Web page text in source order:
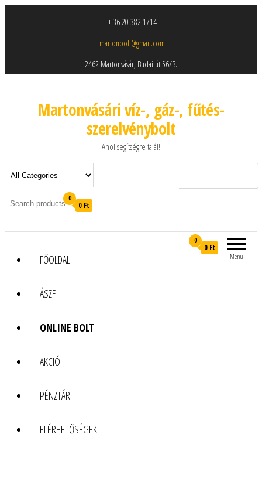
+ 36 20 382 1714
martonbolt@gmail.com
2462 Martonvásár, Budai út 56/B.
Martonvásári víz-, gáz-, fűtés-
szerelvénybolt
Ahol segítségre talál!
0
0 Ft
Menu
0
0 Ft
FŐOLDAL
ÁSZF
ONLINE BOLT
AKCIÓ
PÉNZTÁR
ELÉRHETŐSÉGEK